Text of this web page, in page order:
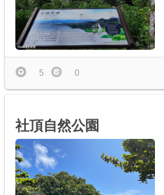
5 0
社頂自然公園